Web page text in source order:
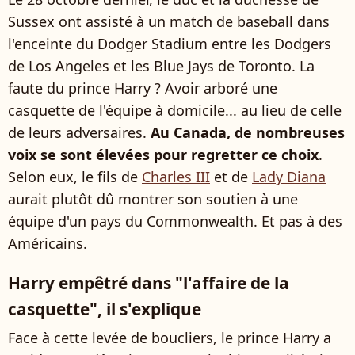
Sussex ont assisté à un match de baseball dans
l'enceinte du Dodger Stadium entre les Dodgers
de Los Angeles et les Blue Jays de Toronto. La
faute du prince Harry ? Avoir arboré une
casquette de l'équipe à domicile... au lieu de celle
de leurs adversaires. Au Canada, de nombreuses
voix se sont élevées pour regretter ce choix.
Selon eux, le fils de Charles III et de Lady Diana
aurait plutôt dû montrer son soutien à une
équipe d'un pays du Commonwealth. Et pas à des
Américains.
Harry empêtré dans "l'affaire de la
casquette", il s'explique
Face à cette levée de boucliers, le prince Harry a